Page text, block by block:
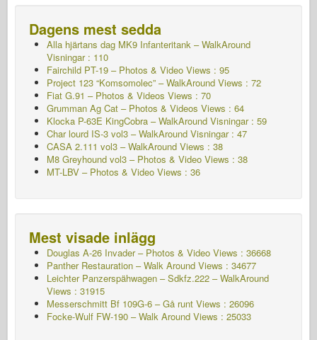
Dagens mest sedda
Alla hjärtans dag MK9 Infanteritank – WalkAround
Visningar : 110
Fairchild PT-19 – Photos & Video Views : 95
Project 123 “Komsomolec” – WalkAround Views : 72
Fiat G.91 – Photos & Videos Views : 70
Grumman Ag Cat – Photos & Videos Views : 64
Klocka P-63E KingCobra – WalkAround Visningar : 59
Char lourd IS-3 vol3 – WalkAround Visningar : 47
CASA 2.111 vol3 – WalkAround Views : 38
M8 Greyhound vol3 – Photos & Video Views : 38
MT-LBV – Photos & Video Views : 36
Mest visade inlägg
Douglas A-26 Invader – Photos & Video Views : 36668
Panther Restauration – Walk Around Views : 34677
Leichter Panzerspähwagen – Sdkfz.222 – WalkAround
Views : 31915
Messerschmitt Bf 109G-6 – Gå runt Views : 26096
Focke-Wulf FW-190 – Walk Around Views : 25033